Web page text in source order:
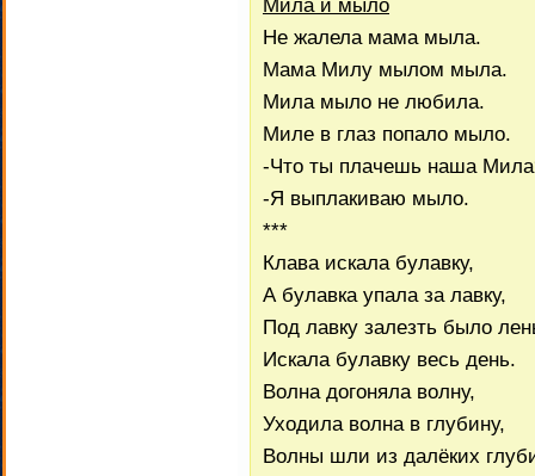
Мила и мыло
Не жалела мама мыла.
Мама Милу мылом мыла.
Мила мыло не любила.
Миле в глаз попало мыло.
-Что ты плачешь наша
-Я выплакиваю мыло.
***
Клава искала булавку,
А булавка упала за лавку,
Под лавку залезть было
Искала булавку весь день.
Волна догоняла волну,
Уходила волна в глубину,
Волны шли из далёких